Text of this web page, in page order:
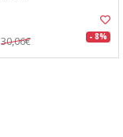
30,06€ - 8%